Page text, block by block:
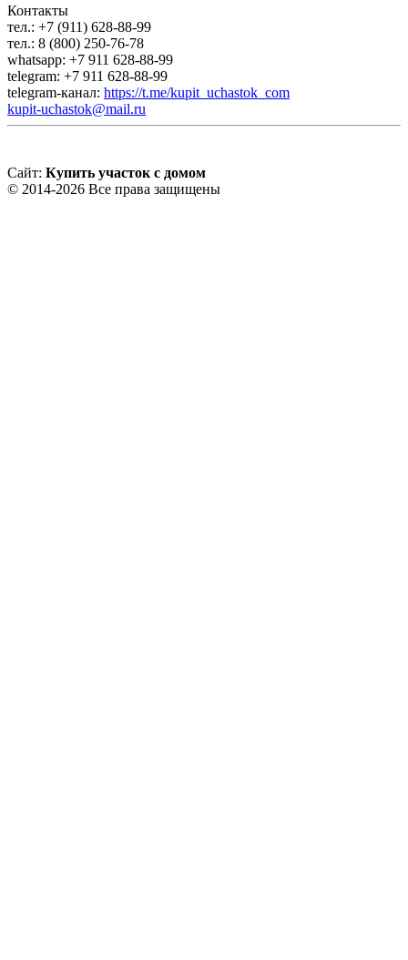
Контакты
тел.: +7 (911) 628-88-99
тел.: 8 (800) 250-76-78
whatsapp: +7 911 628-88-99
telegram: +7 911 628-88-99
telegram-канал: https://t.me/kupit_uchastok_com
kupit-uchastok@mail.ru
Сайт: Купить участок с домом
© 2014-2026 Все права защищены